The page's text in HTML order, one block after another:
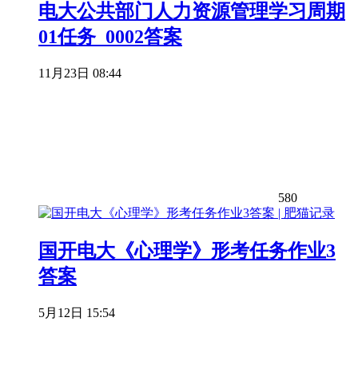
电大公共部门人力资源管理学习周期
01任务_0002答案
11月23日 08:44
580
国开电大《心理学》形考任务作业3
答案
5月12日 15:54